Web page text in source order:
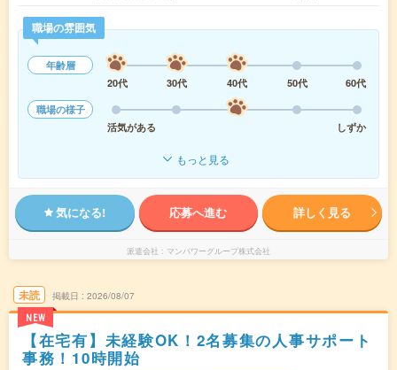
職場の雰囲気
年齢層
20代
30代 40代 50代
60代
職場の様子
活気がある
しずか
もっと見る
気になる! 応募へ進む 詳しく見る
派遣会社 マンパワーグループ株式会社
未読
NEW
掲載日 2026/08/07
【在宅有】未経験OK！2名募集の人事サポート
事務！10時開始